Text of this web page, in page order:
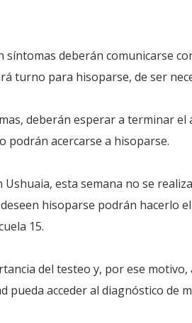
deberán comunicarse
turno para hisoparse, de ser
deberán esperar a terminar el
podrán acercarse a hisoparse.
esta semana no se
hisoparse podrán hacerlo
15.
del testeo y, por ese
acceder al diagnóstico de